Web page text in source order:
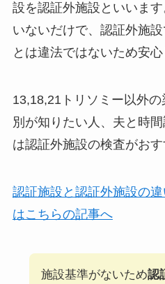
設を認証外施設といいま
いないだけで、認証外施
とは違法ではないため安心
13,18,21トリソミー以外
別が知りたい人、夫と時
は認証外施設の検査がおす
認証施設と認証外施設の
はこちらの記事へ
施設基準がないため認